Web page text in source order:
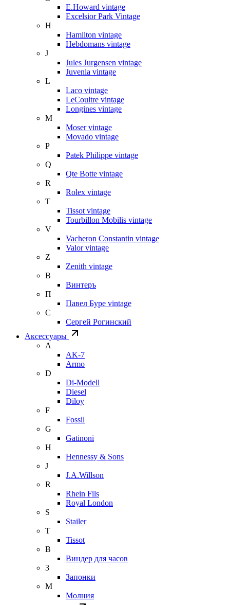
E.Howard vintage
Excelsior Park Vintage
H
Hamilton vintage
Hebdomans vintage
J
Jules Jurgensen vintage
Juvenia vintage
L
Laco vintage
LeCoultre vintage
Longines vintage
M
Moser vintage
Movado vintage
P
Patek Philippe vintage
Q
Qte Botte vintage
R
Rolex vintage
T
Tissot vintage
Tourbillon Mobilis vintage
V
Vacheron Constantin vintage
Valor vintage
Z
Zenith vintage
В
Винтеръ
П
Павел Буре vintage
С
Сергей Рогинский
Аксессуары
A
AK-7
Armo
D
Di-Modell
Diesel
Diloy
F
Fossil
G
Gatinoni
H
Hennessy & Sons
J
J.A.Willson
R
Rhein Fils
Royal London
S
Stailer
T
Tissot
В
Виндер для часов
З
Запонки
М
Молния